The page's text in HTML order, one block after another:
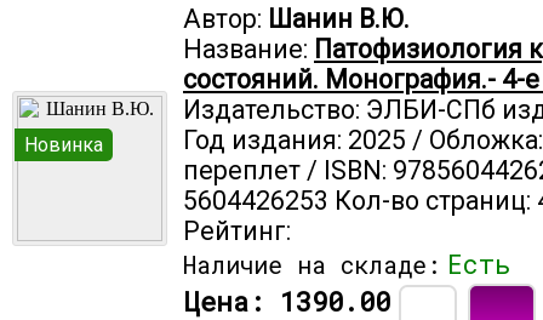
Новинка
Автор: Шанин В.Ю.
Название: Патофизиология
состояний. Монография.- 4-
Издательство: ЭЛБИ-СПб
Год издания: 2025 /
переплет / ISBN:
5604426253 Кол-во страниц:
Рейтинг:
Наличие на складе: Есть
Цена: 1390.00